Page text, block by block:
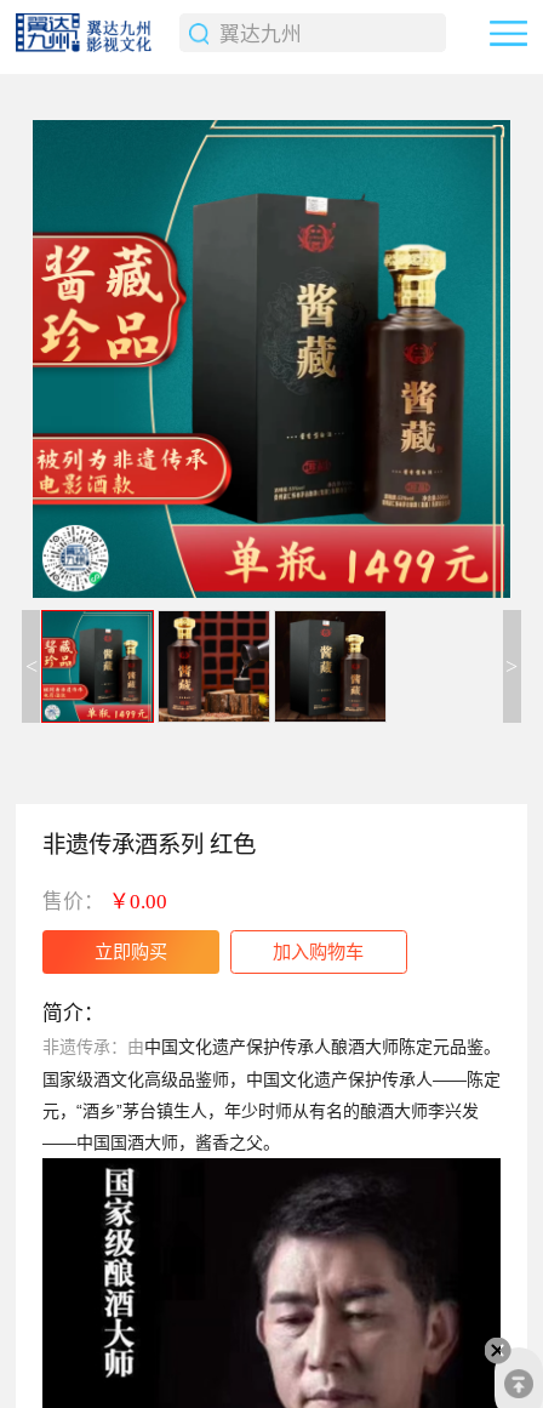
< >
非遗传承酒系列 红色
售价： ￥0.00
简介：
非遗传承：由中国文化遗产保护传承人酿酒大师陈定元品鉴。
国家级酒文化高级品鉴师，中国文化遗产保护传承人——陈定
元，“酒乡”茅台镇生人，年少时师从有名的酿酒大师李兴发
——中国国酒大师，酱香之父。